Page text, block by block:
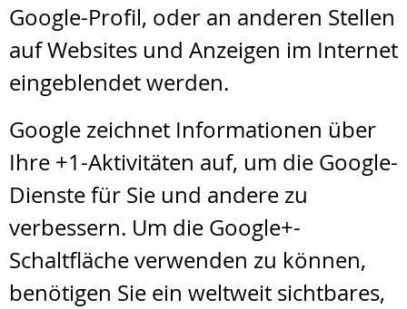
Google-Profil, oder an anderen Stellen
auf Websites und Anzeigen im Internet
eingeblendet werden.
Google zeichnet Informationen über
Ihre +1-Aktivitäten auf, um die Google-
Dienste für Sie und andere zu
verbessern. Um die Google+-
Schaltfläche verwenden zu können,
benötigen Sie ein weltweit sichtbares,